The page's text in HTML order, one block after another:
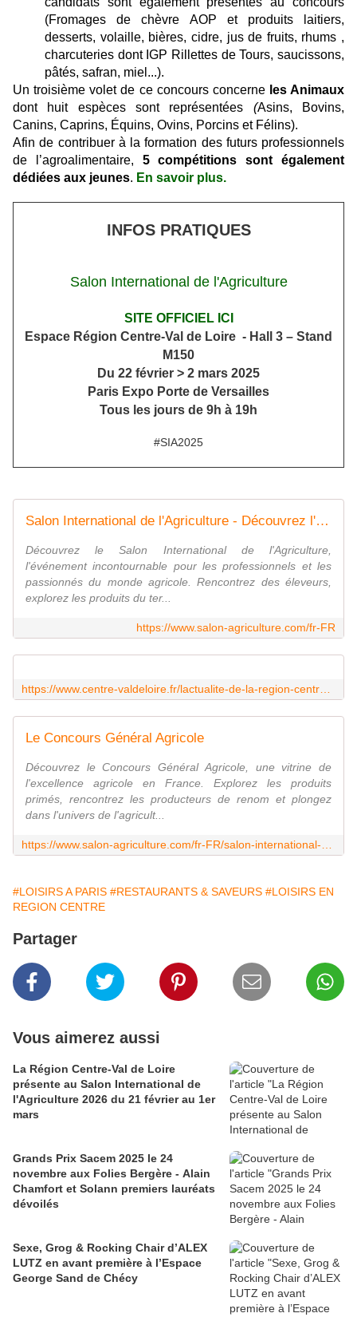
(Fromages de chèvre
AOP et produits laitiers,
desserts, volaille, bières, cidre, jus de fruits, rhums ,
charcuteries dont IGP Rillettes de Tours, saucissons,
pâtés, safran, miel...).
Un troisième volet de ce concours concerne les Animaux
dont huit espèces sont représentées (Asins, Bovins,
Canins, Caprins, Équins, Ovins, Porcins et Félins).
Afin de contribuer à la formation des futurs professionnels
de l’agroalimentaire, 5 compétitions sont également
dédiées aux jeunes. En savoir plus.
INFOS PRATIQUES
Salon International de l'Agriculture
SITE OFFICIEL ICI
Espace Région Centre-Val de Loire - Hall 3 – Stand
M150
Du 22 février > 2 mars 2025
Paris Expo Porte de Versailles
Tous les jours de 9h à 19h
#SIA2025
Salon International de l'Agriculture - Découvrez l'Événement Agricole Mondial
Découvrez le Salon International de l'Agriculture,
l'événement incontournable pour les professionnels et les
passionnés du monde agricole. Rencontrez des éleveurs,
explorez les produits du ter...
https://www.salon-agriculture.com/fr-FR
Le Concours Général Agricole
Découvrez le Concours Général Agricole, une vitrine de
l'excellence agricole en France. Explorez les produits
primés, rencontrez les producteurs de renom et plongez
dans l'univers de l'agricult...
#LOISIRS A PARIS #RESTAURANTS & SAVEURS #LOISIRS EN
REGION CENTRE
Partager
Vous aimerez aussi
La Région Centre-Val de Loire
présente au Salon International de
l'Agriculture 2026 du 21 février au 1er
mars
Grands Prix Sacem 2025 le 24
novembre aux Folies Bergère - Alain
Chamfort et Solann premiers lauréats
dévoilés
Sexe, Grog & Rocking Chair d’ALEX
LUTZ en avant première à l’Espace
George Sand de Chécy